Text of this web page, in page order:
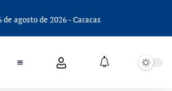
de agosto de 2026 - Caracas